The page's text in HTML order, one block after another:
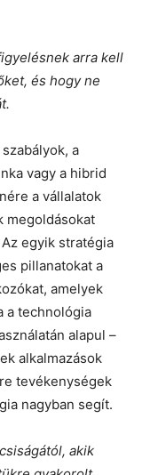
arra kell
és hogy ne
a
vagy a hibrid
a vállalatok
megoldásokat
egyik stratégia
pillanatokat a
amelyek
a technológia
alapul –
alkalmazások
tevékenységek
nagyban segít.
akik